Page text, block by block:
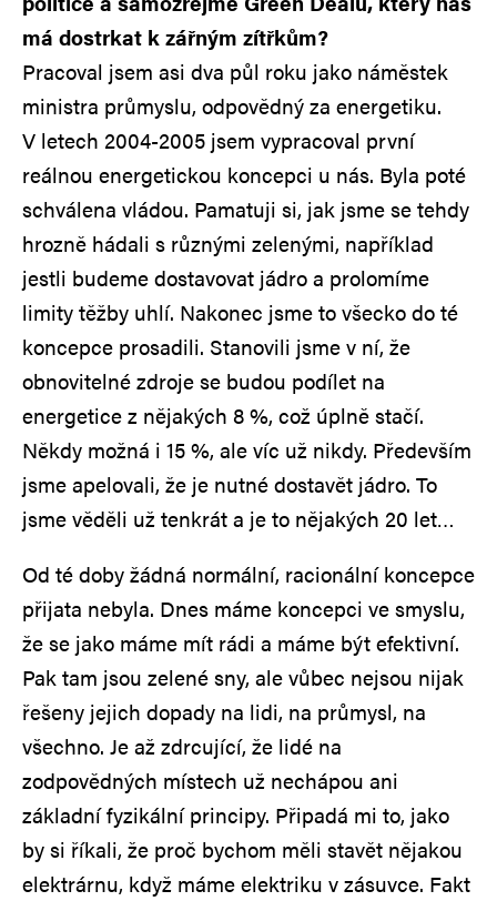
má dostrkat k zářným zítřkům?
Pracoval jsem asi dva půl roku jako náměstek
ministra průmyslu, odpovědný za energetiku.
V letech 2004-2005 jsem vypracoval první
reálnou energetickou koncepci u nás. Byla poté
schválena vládou. Pamatuji si, jak jsme se tehdy
hrozně hádali s různými zelenými, například
jestli budeme dostavovat jádro a prolomíme
limity těžby uhlí. Nakonec jsme to všecko do té
koncepce prosadili. Stanovili jsme v ní, že
obnovitelné zdroje se budou podílet na
energetice z nějakých 8 %, což úplně stačí.
Někdy možná i 15 %, ale víc už nikdy. Především
jsme apelovali, že je nutné dostavět jádro. To
jsme věděli už tenkrát a je to nějakých 20 let…
Od té doby žádná normální, racionální koncepce
přijata nebyla. Dnes máme koncepci ve smyslu,
že se jako máme mít rádi a máme být efektivní.
Pak tam jsou zelené sny, ale vůbec nejsou nijak
řešeny jejich dopady na lidi, na průmysl, na
všechno. Je až zdrcující, že lidé na
zodpovědných místech už nechápou ani
základní fyzikální principy. Připadá mi to, jako
by si říkali, že proč bychom měli stavět nějakou
elektrárnu, když máme elektriku v zásuvce. Fakt